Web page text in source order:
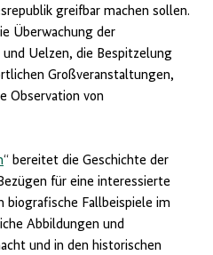
greifbar machen sollen.
Überwachung der
Uelzen, die Bespitzelung
Großveranstaltungen,
Observation von
“ bereitet die Geschichte der
für eine interessierte
biografische Fallbeispiele im
Abbildungen und
und in den historischen